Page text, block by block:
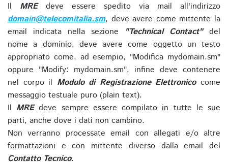
Il MREdeve essere spedito via mail all'indirizzo
domain@telecomitalia.sm, deve avere come mittente la
email indicata nella sezione
"Technical Contact"del
nome a dominio, deve avere come oggetto un testo
appropriato come, ad esempio, "Modifica mydomain.sm"
oppure "Modify: mydomain.sm", infine deve contenere
nel corpo il Modulo di Registrazione Elettronicocome
messaggio testuale puro (plain text).
Il MREdeve sempre essere compilato in tutte le sue
parti, anche dove i dati non cambino.
Non verranno processate email con allegati e/o altre
formattazioni e con mittente diverso dalla email del
Contatto Tecnico.